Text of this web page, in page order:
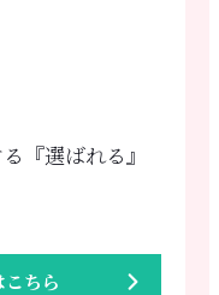
『選ばれる』
ちら